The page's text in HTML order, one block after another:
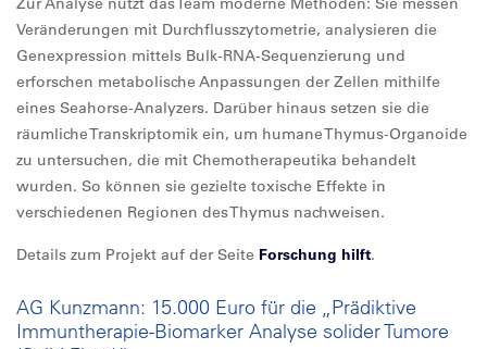
Veränderungen mit Durchflusszytometrie, analysieren die
Genexpression mittels Bulk-RNA-Sequenzierung und
erforschen metabolische Anpassungen der Zellen mithilfe
eines Seahorse-Analyzers. Darüber hinaus setzen sie die
räumliche Transkriptomik ein, um humane Thymus-Organoide
zu untersuchen, die mit Chemotherapeutika behandelt
wurden. So können sie gezielte toxische Effekte in
verschiedenen Regionen des Thymus nachweisen.
Details zum Projekt auf der Seite Forschung hilft.
AG Kunzmann: 15.000 Euro für die „Prädiktive
Immuntherapie-Biomarker Analyse solider Tumore